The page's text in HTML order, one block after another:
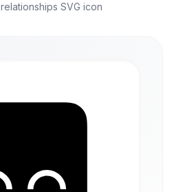
relationships SVG icon